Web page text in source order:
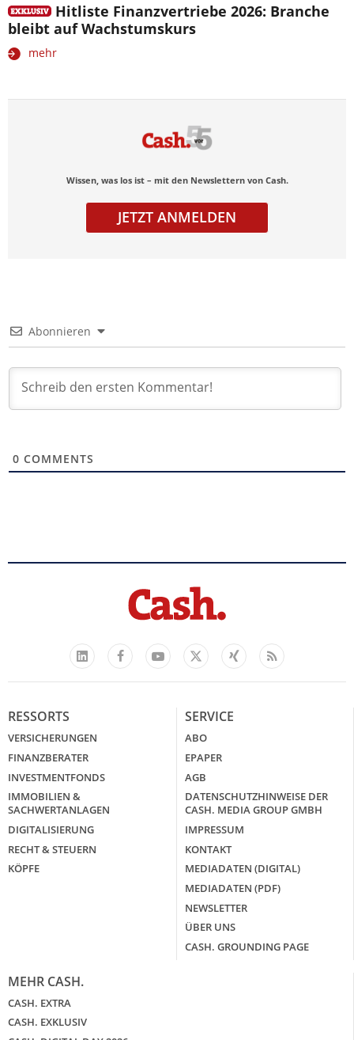
Hitliste Finanzvertriebe 2026: Branche
bleibt auf Wachstumskurs
mehr
Wissen, was los ist – mit den Newslettern von Cash.
JETZT ANMELDEN
Abonnieren
0 COMMENTS
LinkedIn
FacebookYouTube
X
Xing Feed
RESSORTS
VERSICHERUNGEN
FINANZBERATER
INVESTMENTFONDS
IMMOBILIEN &
SACHWERTANLAGEN
DIGITALISIERUNG
RECHT & STEUERN
KÖPFE
SERVICE
ABO
EPAPER
AGB
DATENSCHUTZHINWEISE DER
CASH. MEDIA GROUP GMBH
IMPRESSUM
KONTAKT
MEDIADATEN (DIGITAL)
MEDIADATEN (PDF)
NEWSLETTER
ÜBER UNS
CASH. GROUNDING PAGE
MEHR CASH.
CASH. EXTRA
CASH. EXKLUSIV